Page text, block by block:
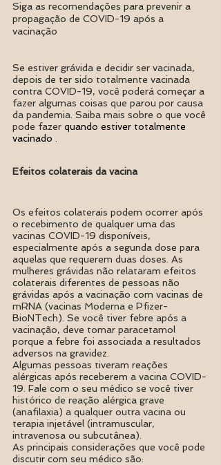
Siga as recomendações para prevenir a
propagação de COVID-19 após a
vacinação
Se estiver grávida e decidir ser vacinada,
depois de ter sido totalmente vacinada
contra COVID-19, você poderá começar a
fazer algumas coisas que parou por causa
da pandemia. Saiba mais sobre o que você
pode fazer quando estiver totalmente
vacinado
Efeitos colaterais da vacina
Os efeitos colaterais podem ocorrer após
o recebimento de qualquer uma das
vacinas COVID-19 disponíveis,
especialmente após a segunda dose para
aquelas que requerem duas doses. As
mulheres grávidas não relataram efeitos
colaterais diferentes de pessoas não
grávidas após a vacinação com vacinas de
mRNA (vacinas Moderna e Pfizer-
BioNTech). Se você tiver febre após a
vacinação, deve tomar paracetamol
porque a febre foi associada a resultados
adversos na gravidez.
Algumas pessoas tiveram reações
alérgicas após receberem a vacina COVID-
19. Fale com o seu médico se você tiver
histórico de reação alérgica grave
(anafilaxia) a qualquer outra vacina ou
terapia injetável (intramuscular,
intravenosa ou subcutânea).
As principais considerações que você pode
discutir com seu médico são: